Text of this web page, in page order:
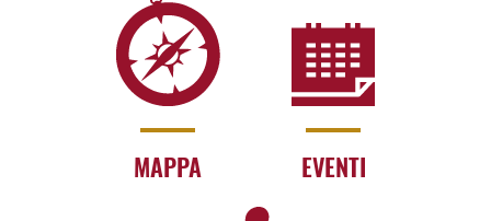
MAPPA EVENTI